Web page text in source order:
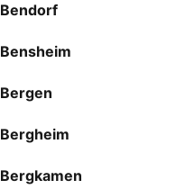
Bendorf
Bensheim
Bergen
Bergheim
Bergkamen